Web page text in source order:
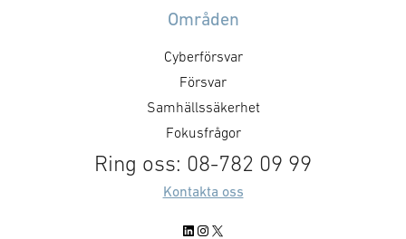
Områden
Cyberförsvar
Försvar
Samhällssäkerhet
Fokusfrågor
Ring oss: 08-782 09 99
Kontakta oss
LinkedIn
Instagram
X